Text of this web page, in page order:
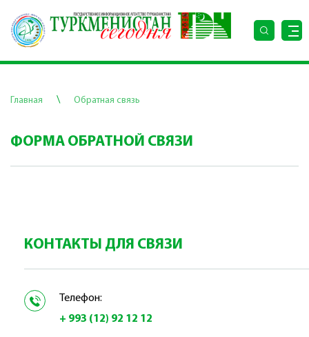
Главная \ Обратная связь
ФОРМА ОБРАТНОЙ СВЯЗИ
КОНТАКТЫ ДЛЯ СВЯЗИ
Телефон:
+ 993 (12) 92 12 12